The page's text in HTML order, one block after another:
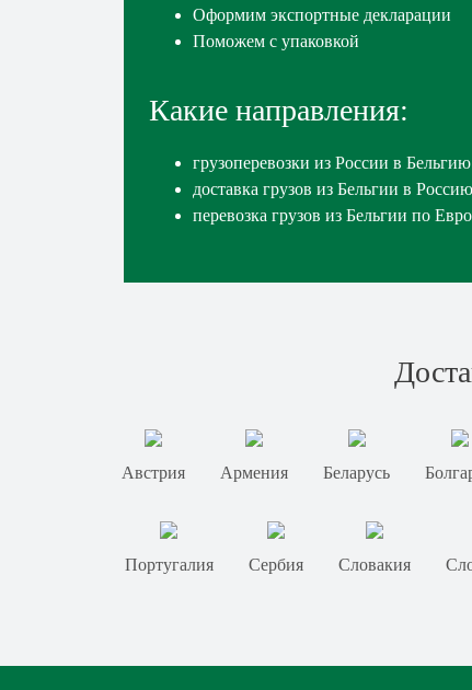
Оформим экспортные декларации
Поможем с упаковкой
Какие направления:
грузоперевозки из России в Бельгию
доставка грузов из Бельгии в Россию
перевозка грузов из Бельгии по
Австрия Армения Беларусь
Португалия Сербия Словакия